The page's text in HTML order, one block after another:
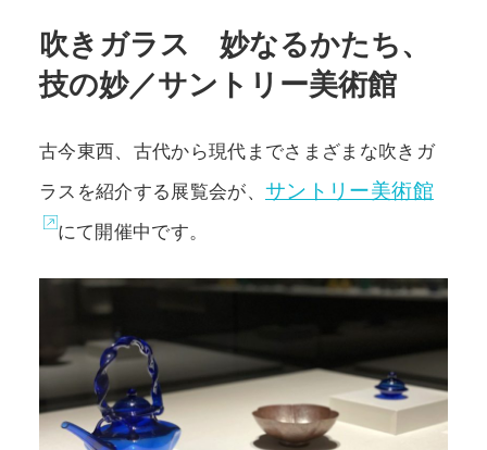
吹きガラス 妙なるかたち、
技の妙／サントリー美術館
古今東西、古代から現代までさまざまな吹きガ
ラスを紹介する展覧会が、 サントリー美術館
にて開催中です。